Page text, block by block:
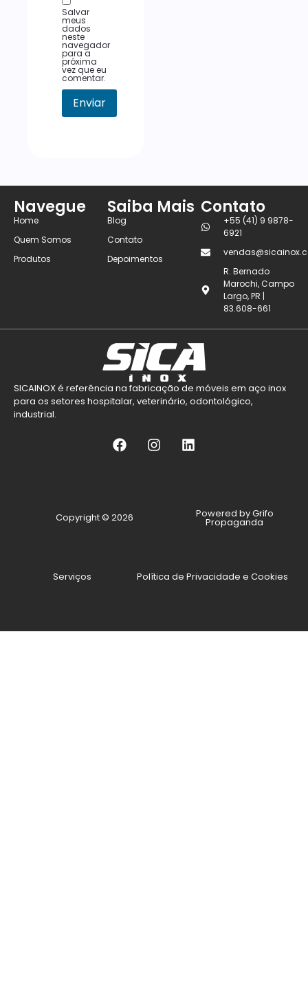
Salvar
meus
dados
neste
navegador
para a
próxima
vez que eu
comentar.
Navegue
Home
Quem Somos
Produtos
Saiba Mais
Blog
Contato
Depoimentos
Contato
+55 (41) 9 9878-
6921
R. Bernado
Marochi, Campo
Largo, PR |
83.608-661
SICAINOX é referência na fabricação de móveis em aço inox
para os setores hospitalar, veterinário, odontológico,
industrial.
Copyright © 2026 Powered by Grifo
Propaganda
Serviços Política de Privacidade e Cookies